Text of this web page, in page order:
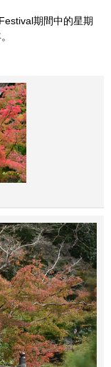
期間中的星期